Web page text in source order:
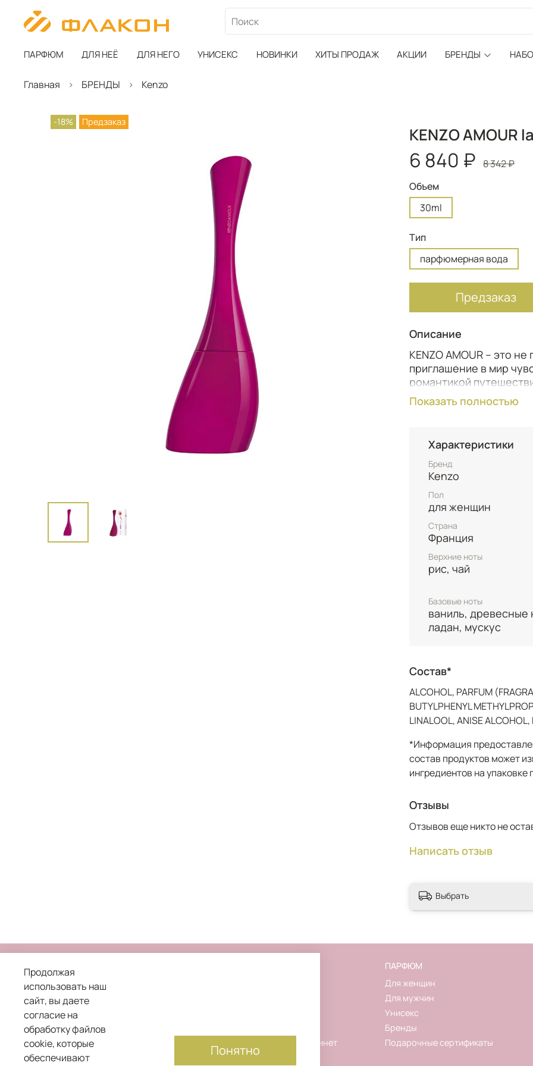
ПАРФЮМ ДЛЯ НЕЁ ДЛЯ НЕГО УНИСЕКС НОВИНКИ ХИТЫ ПРОДАЖ АКЦИИ БРЕНДЫ
Главная БРЕНДЫ Kenzo
-18% Предзаказ
KENZO AMOUR
6 840 ₽ 8 342 ₽
Объем
30ml
Тип
парфюмерная вода
Предзаказ
Описание
KENZO AMOUR – это
приглашение в мир
романтикой
и очарованием. Его
словно приглашают
теплой Древесиной
AMOUR – это яркое
влюбленной женщины,
каждом мгновении.
Показать полностью
Характеристики
Бренд
Kenzo
Пол
для женщин
Страна
Франция
Верхние ноты
рис, чай
Базовые ноты
ваниль, древесные
ладан, мускус
Состав*
ALCOHOL, PARFUM
BUTYLPHENYL
LINALOOL, ANISE
*Информация
состав продуктов может
ингредиентов на упаковке
Отзывы
Отзывов еще никто не
Написать отзыв
Выбрать
Личный кабинет
ПАРФЮМ
Для женщин
Для мужчин
Унисекс
Бренды
Подарочные сертификаты
8 800 101 04 05
служба заботы о клиентах
Продолжая
использовать наш
сайт, вы даете
согласие на
обработку файлов
cookie, которые
обеспечивают
Понятно